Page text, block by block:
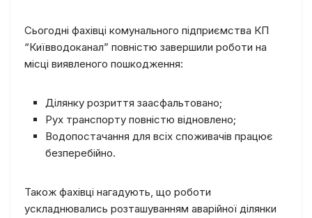
Сьогодні фахівці комунального підприємства КП
“Київводоканал” повністю завершили роботи на
місці виявленого пошкодження:
Ділянку розриття заасфальтовано;
Рух транспорту повністю відновлено;
Водопостачання для всіх споживачів працює
безперебійно.
Також фахівці нагадують, що роботи
ускладнювались розташуванням аварійної ділянки